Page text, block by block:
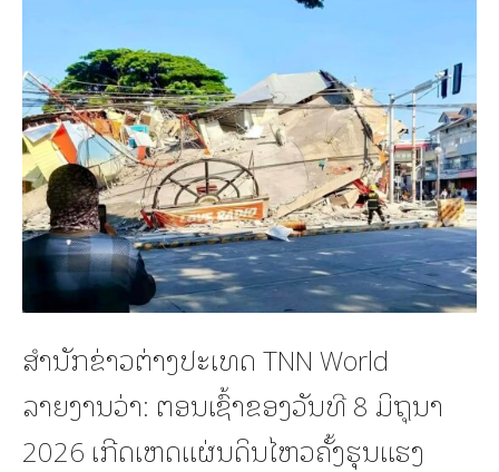
ສຳນັກຂ່າວຕ່າງປະເທດ TNN World
ລາຍງານວ່າ: ຕອນເຊົ້າຂອງວັນທີ 8 ມິຖຸນາ
2026 ເກີດເຫດແຜ່ນດິນໄຫວຄັ້ງຮຸນແຮງ